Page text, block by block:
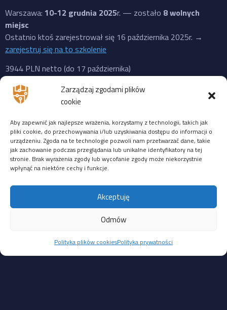
Zarządzaj zgodami plików
cookie
Aby zapewnić jak najlepsze wrażenia, korzystamy z technologii, takich jak
pliki cookie, do przechowywania i/lub uzyskiwania dostępu do informacji o
urządzeniu. Zgoda na te technologie pozwoli nam przetwarzać dane, takie
jak zachowanie podczas przeglądania lub unikalne identyfikatory na tej
stronie. Brak wyrażenia zgody lub wycofanie zgody może niekorzystnie
wpłynąć na niektóre cechy i funkcje.
Akceptuję
Odmów
Polityka plików cookiesPolityka prywatności
Warszawa: 10-12 grudnia 2025r. — zostało 8 wolnych
miejsc
Ostatnio ktoś zarejestrował się 16 października 2025r. →
zarejestruj się na to szkolenie
3944 PLN netto (do 17 października)
4444 PLN netto (od 18 października)
ZDALNIE
14-16 stycznia 2026
Ostatnio ktoś zarejestrował się 08 października 2025r. →
zarejestruj się na to szkolenie
3944 PLN netto (do 24 października)
4444 PLN netto (od 25 października)
Pozostałe dziury są mniej straszne i wymagają interakcji
z administratorem lub lokalnego dostępu:
CVE-2025-39245: luka typu CSV Injection w module HikCentral
po zaimportowaniu złośliwego pliku CSV. Wymaga interakcji
użytkownika; CVSS 4.7